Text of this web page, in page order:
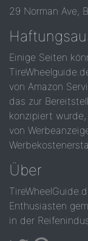
29 Norman Ave,
Einige Seiten
von Amazon
das zur
konzipiert
von
Über
Enthusiasten
in der